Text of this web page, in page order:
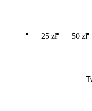
25 zł 50 zł